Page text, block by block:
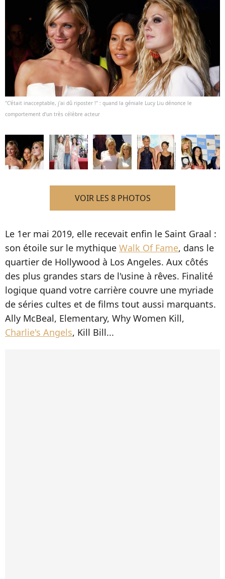
"C'était inacceptable, j'ai dû riposter !" : quand la géniale Lucy Liu dénonce le
comportement d'un très célèbre acteur
VOIR LES 8 PHOTOS
Le 1er mai 2019, elle recevait enfin le Saint Graal :
son étoile sur le mythique Walk Of Fame, dans le
quartier de Hollywood à Los Angeles. Aux côtés
des plus grandes stars de l'usine à rêves. Finalité
logique quand votre carrière couvre une myriade
de séries cultes et de films tout aussi marquants.
Ally McBeal, Elementary, Why Women Kill,
Charlie's Angels, Kill Bill...